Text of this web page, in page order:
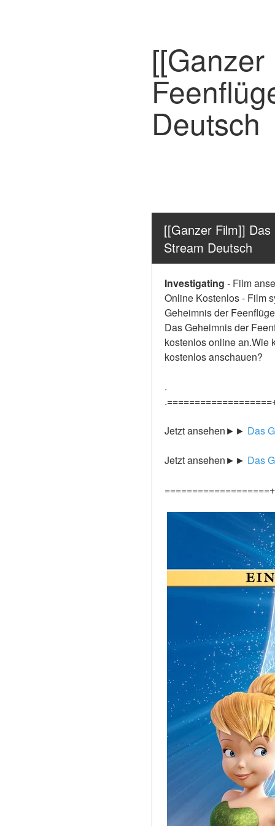
Deutsch
[[Ganzer Film]]
Stream Deutsch
Investigating - Film
Online Kostenlos - Film
Geheimnis der
Das Geheimnis der
kostenlos online an.Wie
kostenlos anschauen?
.
Jetzt ansehen►► Das
Jetzt ansehen►► Das